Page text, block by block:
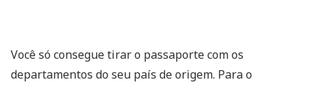
Você só consegue tirar o passaporte com os
departamentos do seu país de origem. Para o